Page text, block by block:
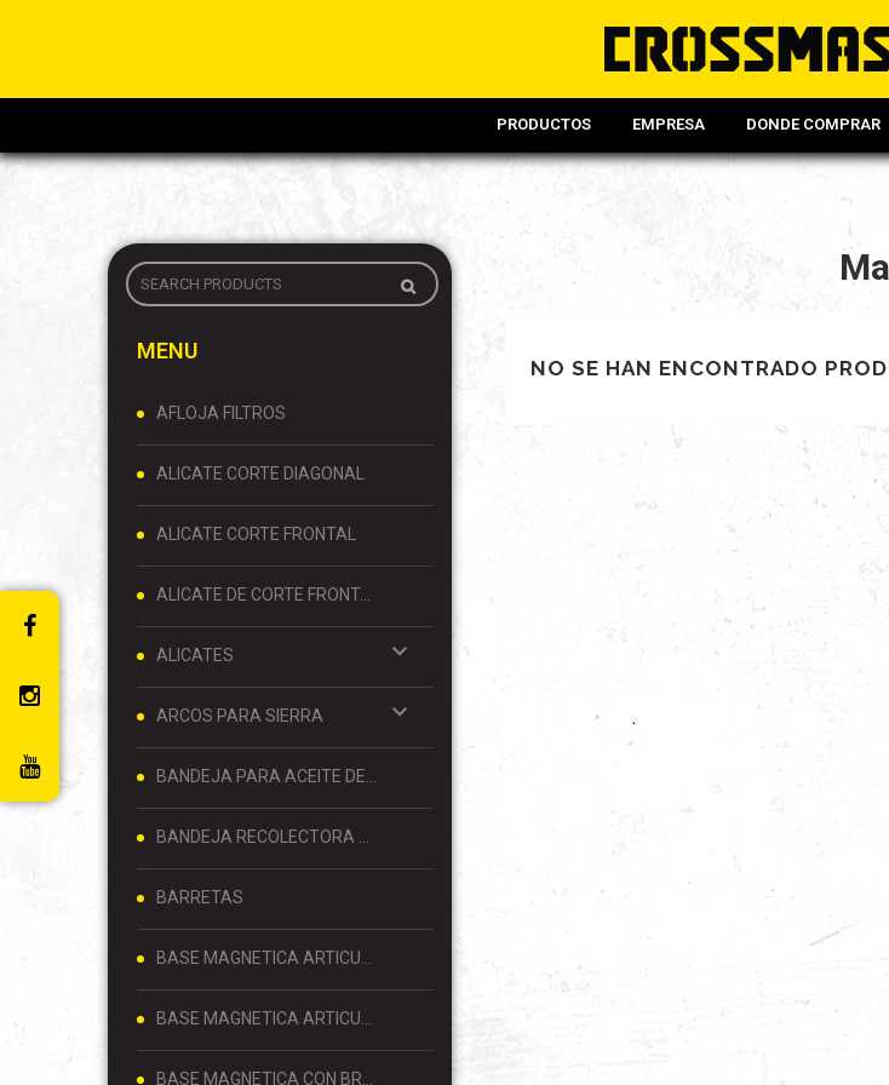
PRODUCTOS EMPRESA DONDE COMPRAR
MENU
AFLOJA FILTROS
ALICATE CORTE DIAGONAL
ALICATE CORTE FRONTAL
ALICATE DE CORTE FRONTAL 8 PULGADAS
ALICATES
ARCOS PARA SIERRA
BARRETAS
NO SE HAN ENCONTRADO